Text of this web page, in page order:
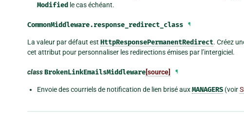
Modified le cas échéant.
CommonMiddleware.response_redirect_class ¶
La valeur par défaut est HttpResponsePermanentRedirect. Créez
cet attribut pour personnaliser les redirections émises par l’intergiciel.
classBrokenLinkEmailsMiddleware[source] ¶
Envoie des courriels de notification de lien brisé auxMANAGERS (voir